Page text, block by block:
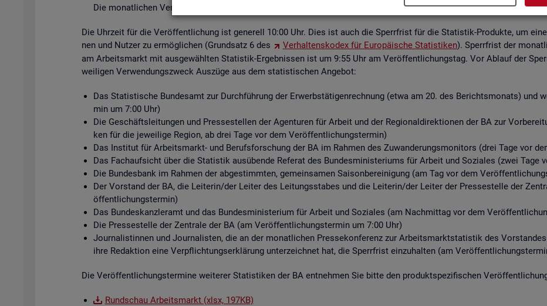
Die mo­nat­li­chen Ver­öf­fent­li­chun­gen der Sta­tis­ti­ken über den Ar­beits­markt in Deutsch­land und in den Re­gio­nen
Die Uhr­zeit für die Ver­öf­fent­li­chung ist ge­ne­rell 10:00 Uhr. Dies ist auch die Sperr­frist für die Sta­tis­tik-Pro­duk­te, um
nen und Nut­zer zu er­mög­li­chen (Grund­satz 6 des
Ver­hal­tens­ko­dex für Eu­ro­päi­sche Sta­tis­ti­ken). Sperr­frist der
am Ar­beits­markt mit aus­ge­wähl­ten Sta­tis­tik-Er­geb­nis­sen ist um 9:55 Uhr am Ver­öf­fent­li­chungs­tag. Vor Ab­lauf der
wei­li­gen Ver­wen­dungs­zweck Aus­zü­ge aus dem sta­tis­ti­schen An­ge­bot:
Das Sta­tis­ti­sche Bun­des­amt zur Durch­füh­rung der Er­werbs­tä­ti­gen­rech­nung (etwa am 20. des Be­richts­mo­nats) und
min um 7:00 Uhr)
Die Ge­schäfts­lei­tun­gen und Pres­se­stel­len der Agen­tu­ren für Ar­beit und der Re­gio­nal­di­rek­tio­nen der BA zur
ken für die je­wei­li­ge Re­gi­on, ab drei Tage vor dem Ver­öf­fent­li­chungs­ter­min)
Das In­sti­tut für Ar­beits­markt- und Be­rufs­for­schung der BA im Rah­men des Zu­wan­de­rungs­mo­ni­tors (drei Tage vor
Das Fach­auf­sicht über die Sta­tis­tik aus­üben­de Re­fe­rat des Bun­des­mi­nis­te­ri­ums für Ar­beit und So­zia­les (zwei Tage
Die Bun­des­bank im Rah­men der ab­ge­stimm­ten, ge­mein­sa­men Sai­son­be­rei­ni­gung (am Tag vor dem
Der Vor­stand der BA, die Lei­te­rin/der Lei­ter des Lei­tungs­sta­bes und die Lei­te­rin/der Lei­ter der Pres­se­stel­le der
öf­fent­li­chungs­ter­min)
Das Bun­des­kanz­ler­amt und das Bun­des­mi­nis­te­ri­um für Ar­beit und So­zia­les (am Nach­mit­tag vor dem
Die Pres­se­stel­le der Zen­tra­le der BA (am Ver­öf­fent­li­chungs­ter­min um 7:00 Uhr)
Jour­na­lis­tin­nen und Jour­na­lis­ten, die an der mo­nat­li­chen Pres­se­kon­fe­renz zur Ar­beits­markt­sta­tis­tik des
ihre Re­dak­ti­on eine Ver­pflich­tungs­er­klä­rung un­ter­zeich­net hat, die Sperr­frist ein­zu­hal­ten (am
Die Ver­öf­fent­li­chungs­ter­mi­ne wei­te­rer Sta­tis­ti­ken der BA ent­neh­men Sie bitte den pro­dukt­spe­zi­fi­schen
Rund­schau Ar­beits­markt (xlsx, 197KB)